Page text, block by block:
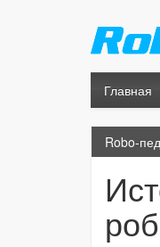
Главная
Robo-